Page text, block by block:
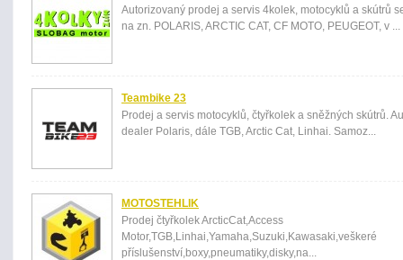
Autorizovaný prodej a servis 4kolek, motocyklů a skútrů
na zn. POLARIS, ARCTIC CAT, CF MOTO, PEUGEOT, v ...
Teambike 23
Prodej a servis motocyklů, čtyřkolek a sněžných skútrů.
dealer Polaris, dále TGB, Arctic Cat, Linhai. Samoz...
MOTOSTEHLIK
Prodej čtyřkolek ArcticCat,Access
Motor,TGB,Linhai,Yamaha,Suzuki,Kawasaki,veškeré
příslušenství,boxy,pneumatiky,disky,na...